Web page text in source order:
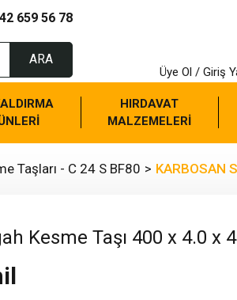
659 56 78
ARA
Üye Ol / Giriş
HIRDAVAT
MALZEMELERİ
Taşları - C 24 S BF80 KARBOSAN
Kesme Taşı 400 x 4.0 x